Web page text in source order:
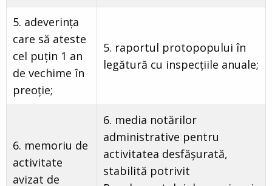
5. adeverința
care să ateste
cel puțin 1 an
de vechime în
preoție;
5. raportul protopopului în
legătură cu inspecțiile anuale;
6. memoriu de
activitate
avizat de
6. media notărilor
administrative pentru
activitatea desfășurată,
stabilită potrivit